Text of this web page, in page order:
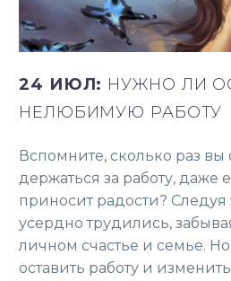
24 ИЮЛ: НУЖНО ЛИ
НЕЛЮБИМУЮ РАБОТУ
Вспомните, сколько раз
держаться за работу, даже
приносит радости? Следуя
усердно трудились,
личном счастье и семье.
оставить работу и